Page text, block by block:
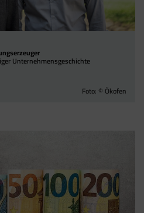
Foto: © Ökofen
Unternehmensgeschichte